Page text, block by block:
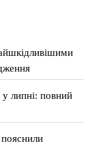
у липні: повний